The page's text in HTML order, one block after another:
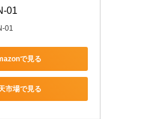
01
01
で見る
市場で見る